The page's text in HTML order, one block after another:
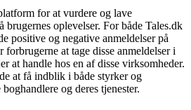
for at vurdere og lave
brugernes oplevelser. For både Tales.dk
positive og negative anmeldelser på
at tage disse anmeldelser i
at handle hos en af disse virksomheder.
at få indblik i både styrker og
og deres tjenester.